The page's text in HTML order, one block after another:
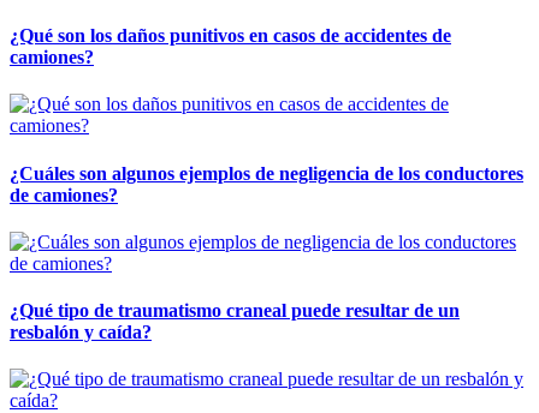
¿Qué son los daños punitivos en casos de accidentes de
camiones?
¿Cuáles son algunos ejemplos de negligencia de los conductores
de camiones?
¿Qué tipo de traumatismo craneal puede resultar de un
resbalón y caída?